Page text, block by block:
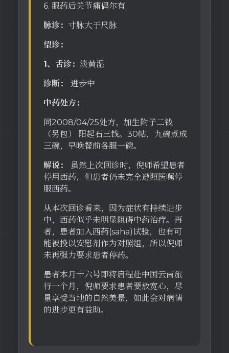
6. 服药后关节痛偶尔有
脉诊： 寸脉大于尺脉
望诊：
1、舌诊： 淡黄湿
诊断： 进步中
中药处方：
同2008/04/25处方，加生附子二钱
（另包） 阳起石三钱。30帖，九碗煮成
三碗，早晚餐前各服一碗。
解说： 虽然上次回诊时，倪师希望患者
停用西药，但患者仍未完全遵照医嘱停
服西药。
从本次回诊看来，因为症状有持续进步
中，西药似乎未明显阻碍中药治疗。再
者，患者加入西药(saha)试验，也有可
能被投以安慰剂作为对照组，所以倪师
未再强力要求患者停药。
患者本月十六号即将启程赴中国云南旅
行一个月，倪师要求患者要放宽心，尽
量享受当地的自然美景，如此会对病情
的进步更有益助。